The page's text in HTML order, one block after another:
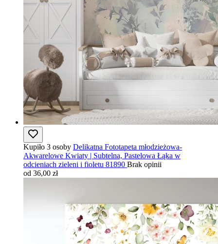
Kupiło 3 osoby Delikatna Fototapeta młodzieżowa-
Akwarelowe Kwiaty | Subtelna, Pastelowa Łąka w
odcieniach zieleni i fioletu 81890 Brak opinii
od 36,00 zł